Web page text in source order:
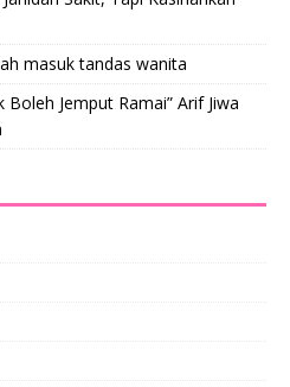
masuk tandas wanita
Jemput Ramai” Arif Jiwa